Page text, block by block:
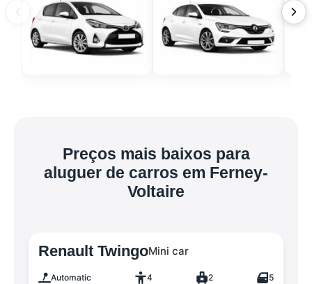
Preços mais baixos para
aluguer de carros em Ferney-
Voltaire
Renault TwingoMini car
Automatic 4 2 5